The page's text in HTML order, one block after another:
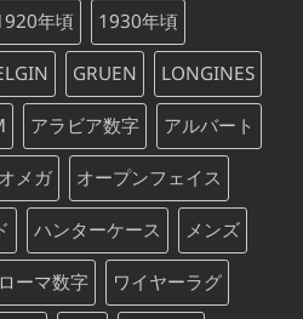
年頃 1930年頃
GRUEN LONGINES
アラビア数字 アルバート
オメガ オープンフェイス
ハンターケース メンズ
ローマ数字 ワイヤーラグ